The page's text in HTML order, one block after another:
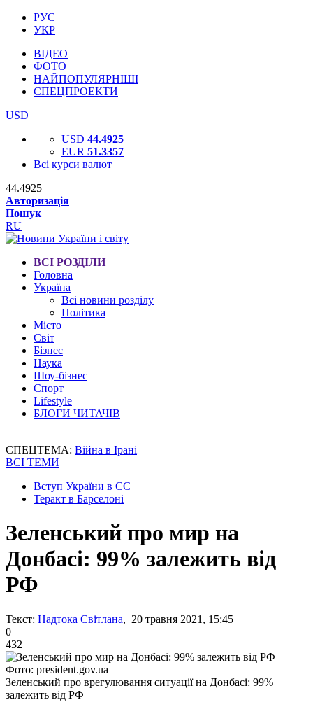
РУС
УКР
ВІДЕО
ФОТО
НАЙПОПУЛЯРНІШІ
СПЕЦПРОЕКТИ
USD
USD 44.4925
EUR 51.3357
Всі курси валют
44.4925
Авторизація
Пошук
RU
ВСІ РОЗДІЛИ
Головна
Україна
Всі новини розділу
Політика
Місто
Світ
Бізнес
Наука
Шоу-бізнес
Спорт
Lifestyle
БЛОГИ ЧИТАЧІВ
СПЕЦТЕМА: Війна в Ірані
ВСІ ТЕМИ
Вступ України в ЄС
Теракт в Барселоні
Зеленський про мир на
Донбасі: 99% залежить від
РФ
Текст: Надтока Світлана, 20 травня 2021, 15:45
0
432
Фото: president.gov.ua
Зеленський про врегулювання ситуації на Донбасі: 99%
залежить від РФ